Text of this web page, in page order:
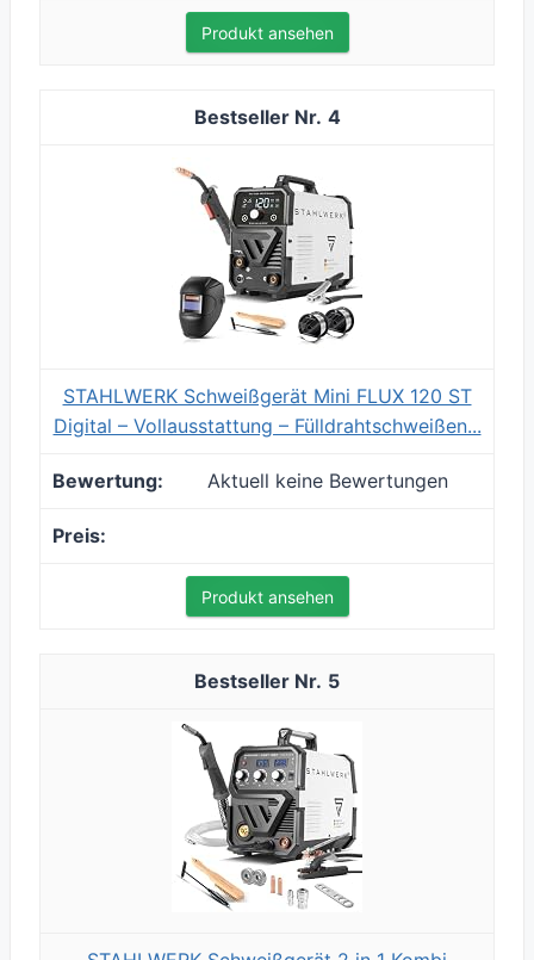
Produkt ansehen
4
STAHLWERK Schweißgerät Mini FLUX 120 ST
Digital – Vollausstattung – Fülldrahtschweißen...
Aktuell keine Bewertungen
Produkt ansehen
5